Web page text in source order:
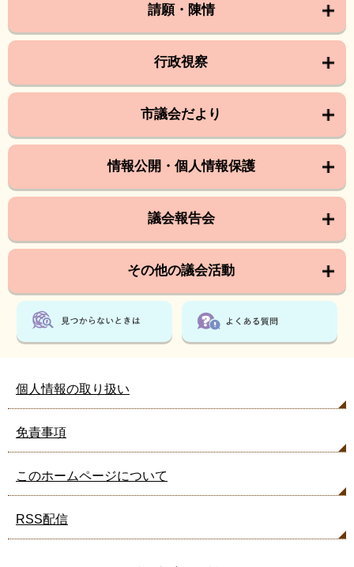
請願・陳情
行政視察
市議会だより
情報公開・個人情報保護
議会報告会
その他の議会活動
個人情報の取り扱い
免責事項
このホームページについて
RSS配信